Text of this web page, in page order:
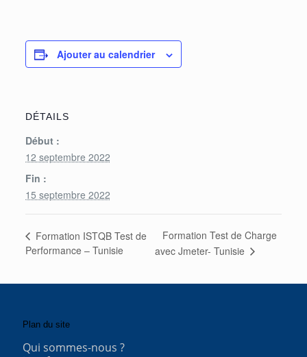
Ajouter au calendrier
DÉTAILS
Début :
12 septembre 2022
Fin :
15 septembre 2022
Formation ISTQB Test de
Performance – Tunisie
Formation Test de Charge
avec Jmeter- Tunisie
Plan du site
Qui sommes-nous ?